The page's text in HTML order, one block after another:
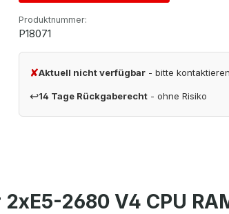
Produktnummer:
P18071
✘Aktuell nicht verfügbar - bitte
↩14 Tage Rückgaberecht - ohne Risiko
2680 V4 CPU